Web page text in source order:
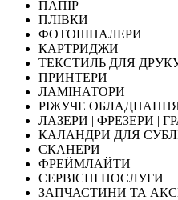
ПАПІР
ПЛІВКИ
ФОТОШПАЛЕРИ
КАРТРИДЖИ
ТЕКСТИЛЬ ДЛЯ
ПРИНТЕРИ
ЛАМІНАТОРИ
РІЖУЧЕ
ЛАЗЕРИ | ФРЕЗЕРИ |
КАЛАНДРИ ДЛЯ
СКАНЕРИ
ФРЕЙМЛАЙТИ
СЕРВІСНІ ПОСЛУГИ
ЗАПЧАСТИНИ ТА